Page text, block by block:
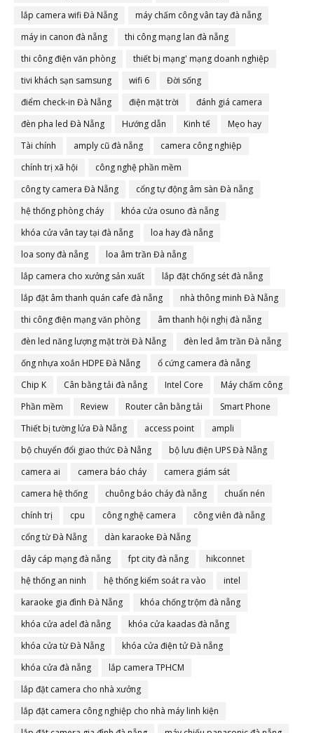
lắp camera wifi Đà Nẵng
máy chấm công vân tay đà nẵng
máy in canon đà nẵng
thi công mạng lan đà nẵng
thi công điện văn phòng
thiết bị mạng' mạng doanh nghiệp
tivi khách sạn samsung
wifi 6
Đời sống
điểm check-in Đà Nẵng
điện mặt trời
đánh giá camera
đèn pha led Đà Nẵng
Hướng dẫn Kinh tế
Mẹo hay
Tài chính
amply cũ đà nẵng
camera công nghiệp
chính trị xã hội
công nghệ phần mềm
công ty camera Đà Nẵng
cổng tự động âm sàn Đà nẵng
hệ thống phòng cháy
khóa cửa osuno đà nẵng
khóa cửa vân tay tại đà nẵng
loa hay đà nẵng
loa sony đà nẵng
loa âm trần Đà nẵng
lắp camera cho xưởng sản xuất
lắp đặt chống sét đà nẵng
lắp đặt âm thanh quán cafe đà nẵng
nhà thông minh Đà Nẵng
thi công điện mạng văn phòng
âm thanh hội nghị đà nẵng
đèn led năng lượng mặt trời Đà Nẵng
đèn led âm trần Đà nẵng
ống nhựa xoắn HDPE Đà Nẵng
ổ cứng camera đà nẵng
Chip K
Cân bằng tải đà nẵng Intel Core
Máy chấm công
Phần mềm
Review Router cân bằng tải
Smart Phone
Thiết bị tường lửa Đà Nẵng
access point
ampli
bộ chuyển đổi giao thức Đà Nẵng
bộ lưu điện UPS Đà Nẵng
camera ai
camera báo cháy
camera giám sát
camera hệ thống
chuông báo cháy đà nẵng
chuẩn nén
chính trị
cpu công nghệ camera
công viên đà nẵng
cổng từ Đà Nẵng
dàn karaoke Đà Nẵng
dây cáp mạng đà nẵng
fpt city đà nẵng
hikconnet
hệ thống an ninh
hệ thống kiểm soát ra vào
intel
karaoke gia đình Đà Nẵng
khóa chống trộm đà nẵng
khóa cửa adel đà nẵng
khóa cửa kaadas đà nẵng
khóa cửa từ Đà Nẵng
khóa cửa điện tử Đà nẵng
khóa cửa đà nẵng
lắp camera TPHCM
lắp đặt camera cho nhà xưởng
lắp đặt camera công nghiệp cho nhà máy linh kiện